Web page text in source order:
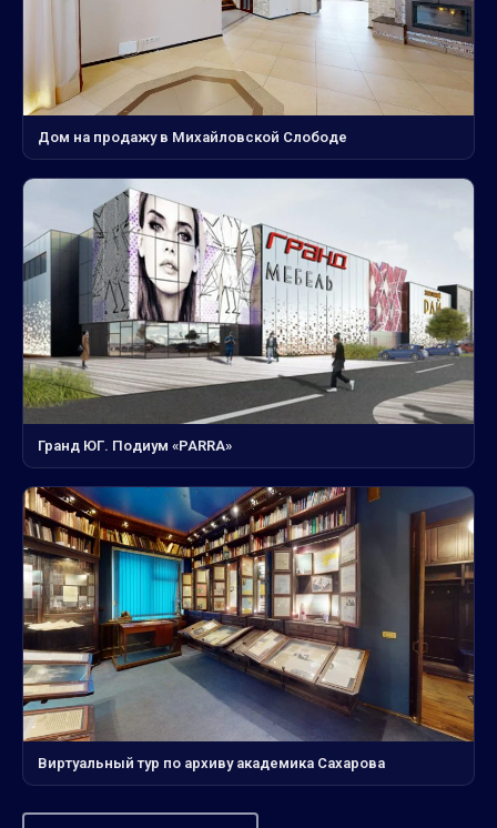
Дом на продажу в Михайловской Слободе
Гранд ЮГ. Подиум «PARRA»
Виртуальный тур по архиву академика Сахарова